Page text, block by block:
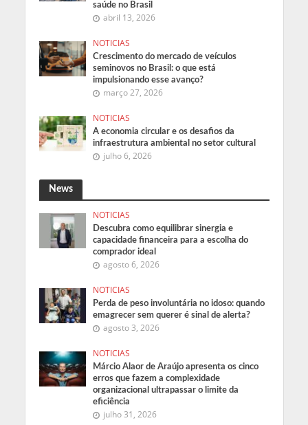
saúde no Brasil
abril 13, 2026
NOTICIAS
Crescimento do mercado de veículos
seminovos no Brasil: o que está
impulsionando esse avanço?
março 27, 2026
NOTICIAS
A economia circular e os desafios da
infraestrutura ambiental no setor cultural
julho 6, 2026
News
NOTICIAS
Descubra como equilibrar sinergia e
capacidade financeira para a escolha do
comprador ideal
agosto 6, 2026
NOTICIAS
Perda de peso involuntária no idoso: quando
emagrecer sem querer é sinal de alerta?
agosto 3, 2026
NOTICIAS
Márcio Alaor de Araújo apresenta os cinco
erros que fazem a complexidade
organizacional ultrapassar o limite da
eficiência
julho 31, 2026